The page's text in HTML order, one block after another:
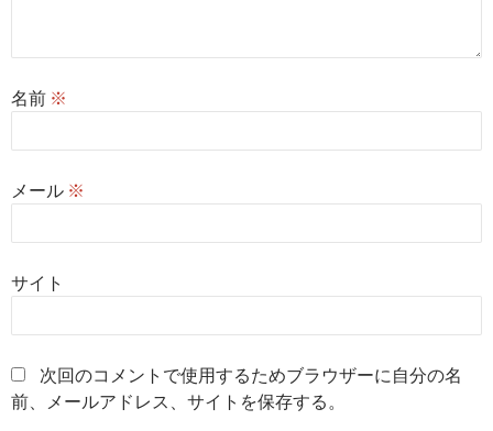
名前 ※
メール ※
サイト
次回のコメントで使用するためブラウザーに自分の名
前、メールアドレス、サイトを保存する。